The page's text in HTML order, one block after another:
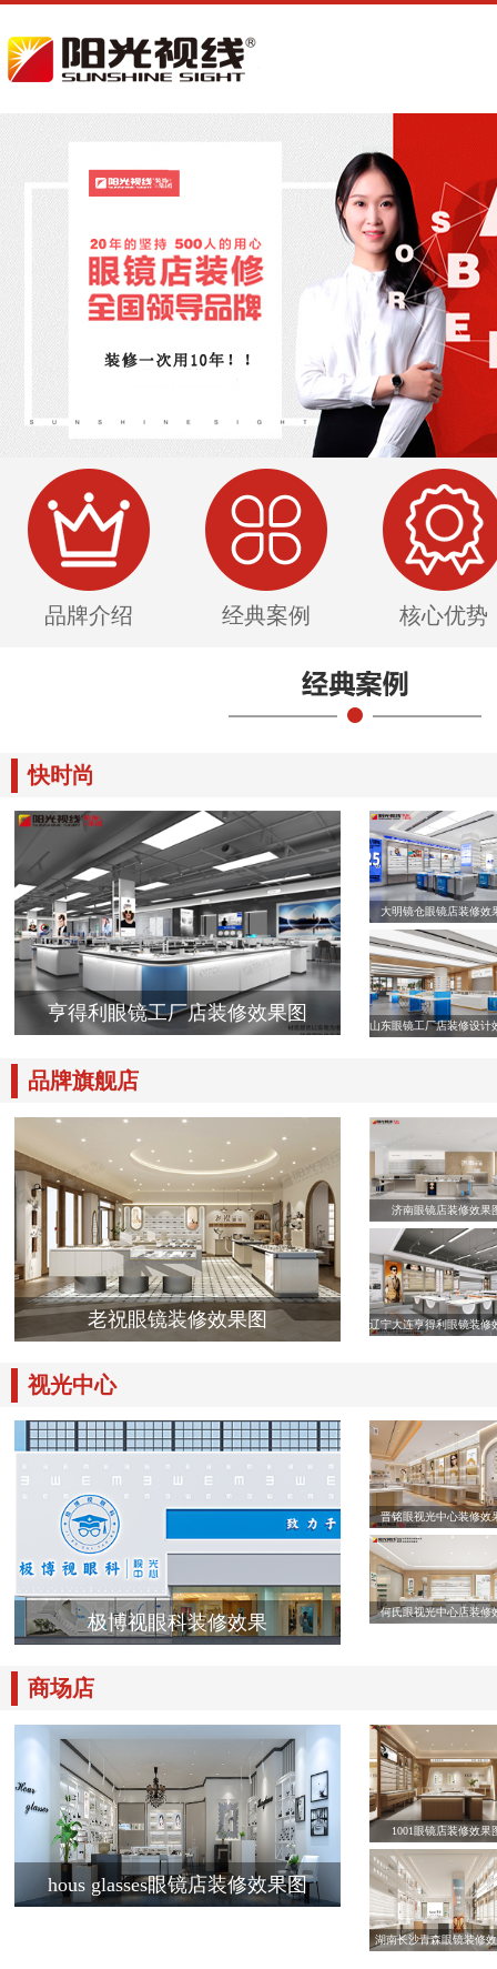
品牌介绍 经典案例 核心优势
快时尚
亨得利眼镜工厂店装修效果图
大明镜仓眼镜店装修效
山东眼镜工厂店装修设计
品牌旗舰店
老祝眼镜装修效果图
济南眼镜店装修效果
辽宁大连亨得利眼镜装修
视光中心
极博视眼科装修效果
晋铭眼视光中心装修效
何氏眼视光中心店装修
商场店
hous glasses眼镜店装修效果图
1001眼镜店装修效果
湖南长沙青森眼镜装修